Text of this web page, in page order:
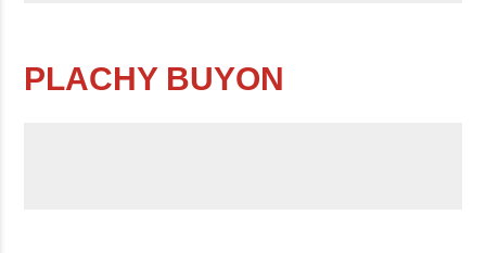
PLACHY BUYON